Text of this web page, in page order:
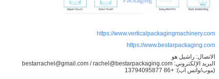
https://www.verticalpackagingmachinery.com
https://www.bestarpackaging.com
الاتصال: راشيل هو
البريد الإلكتروني: bestarrachel@gmail.com / rachel@bestarpackaging.com
(موب/واتس اب): +86 13794095877